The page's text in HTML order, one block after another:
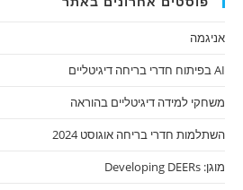
אניגמה
AI בפיתוח חדרי בריחה דיגיטליים
משחקי למידה דיגיטליים בהוראה
השתלמות חדרי בריחה אוגוסט 2024
מוגן: Developing DEERs